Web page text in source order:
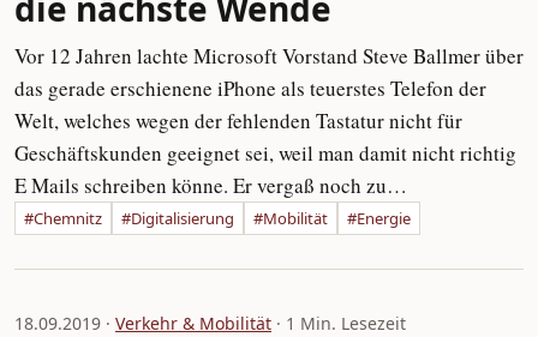
Vor 12 Jahren lachte Microsoft Vorstand Steve Ballmer über
das gerade erschienene iPhone als teuerstes Telefon der
Welt, welches wegen der fehlenden Tastatur nicht für
Geschäftskunden geeignet sei, weil man damit nicht richtig
E Mails schreiben könne. Er vergaß noch zu…
#Chemnitz #Digitalisierung #Mobilität #Energie
18.09.2019 · Verkehr & Mobilität · 1 Min. Lesezeit